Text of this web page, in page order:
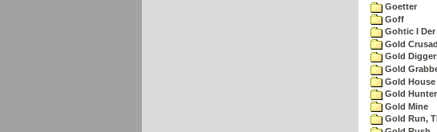
Goetter
Goff
Gohtic I
Gold
Gold
Gold
Gold House
Gold Hunter
Gold Mine
Gold Run,